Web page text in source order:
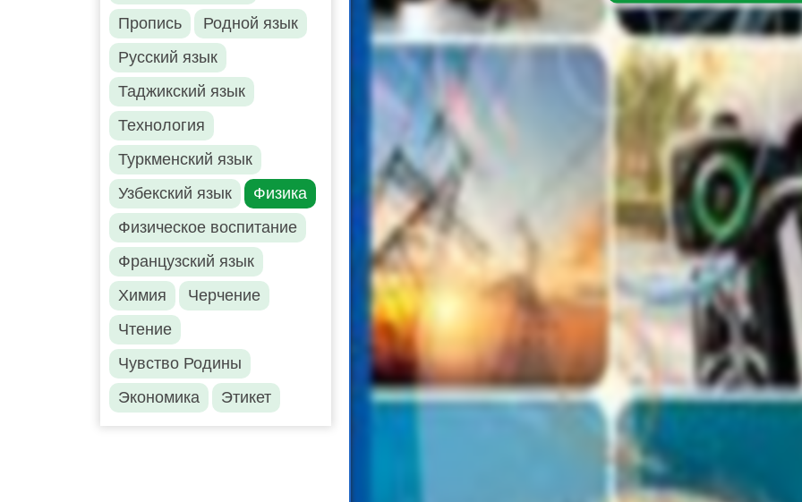
Пропись
Родной язык
Русский язык
Таджикский язык
Технология
Туркменский язык
Узбекский язык
Физика
Физическое воспитание
Французский язык
Химия
Черчение
Чтение
Чувство Родины
Экономика
Этикет